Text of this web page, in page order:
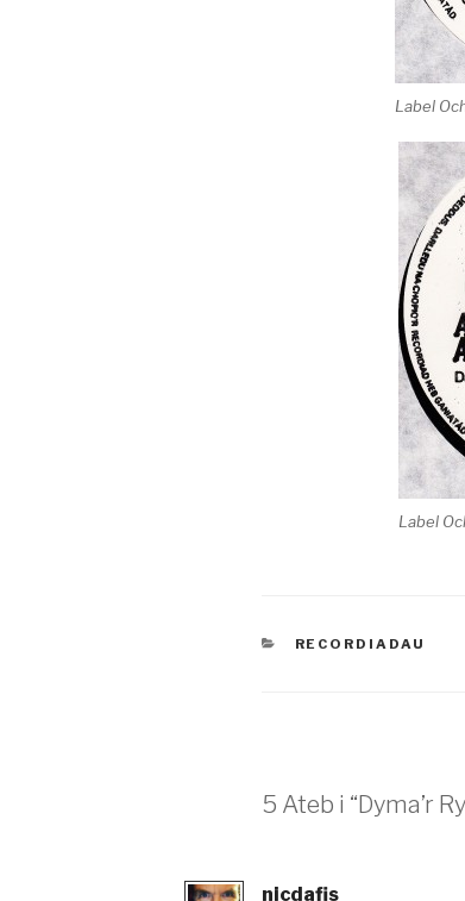
Label
Label
CATEGORÏAU
RECORDIADAU
5 Ateb i “Dyma’r
nicdafis